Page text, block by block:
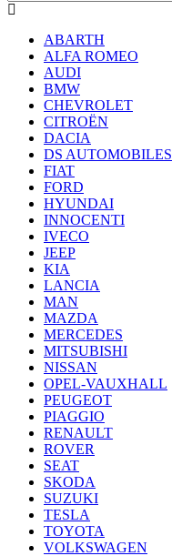

ABARTH
ALFA ROMEO
AUDI
BMW
CHEVROLET
CITROËN
DACIA
DS AUTOMOBILES
FIAT
FORD
HYUNDAI
INNOCENTI
IVECO
JEEP
KIA
LANCIA
MAN
MAZDA
MERCEDES
MITSUBISHI
NISSAN
OPEL-VAUXHALL
PEUGEOT
PIAGGIO
RENAULT
ROVER
SEAT
SKODA
SUZUKI
TESLA
TOYOTA
VOLKSWAGEN